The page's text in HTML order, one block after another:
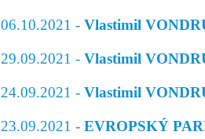
06.10.2021 - Vlastimil
29.09.2021 - Vlastimil
24.09.2021 - Vlastimil
23.09.2021 - EVROPSKÝ